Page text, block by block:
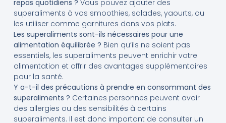
repas quotidiens ? Vous pouvez ajouter des
superaliments à vos smoothies, salades, yaourts, ou
les utiliser comme garnitures dans vos plats.
Les superaliments sont-ils nécessaires pour une
alimentation équilibrée ? Bien qu’ils ne soient pas
essentiels, les superaliments peuvent enrichir votre
alimentation et offrir des avantages supplémentaires
pour la santé.
Y a-t-il des précautions à prendre en consommant des
superaliments ? Certaines personnes peuvent avoir
des allergies ou des sensibilités à certains
superaliments. Il est donc important de consulter un